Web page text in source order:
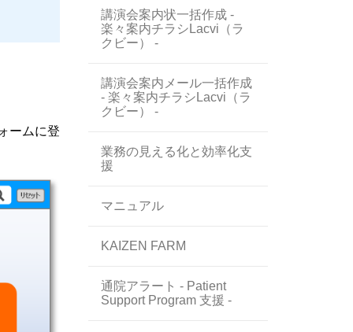
ームに登
講演会案内状一括作成 -
楽々案内チラシLacvi（ラ
クビー） -
講演会案内メール一括作成
- 楽々案内チラシLacvi（ラ
クビー） -
業務の見える化と効率化支
援
マニュアル
KAIZEN FARM
通院アラート - Patient
Support Program 支援 -